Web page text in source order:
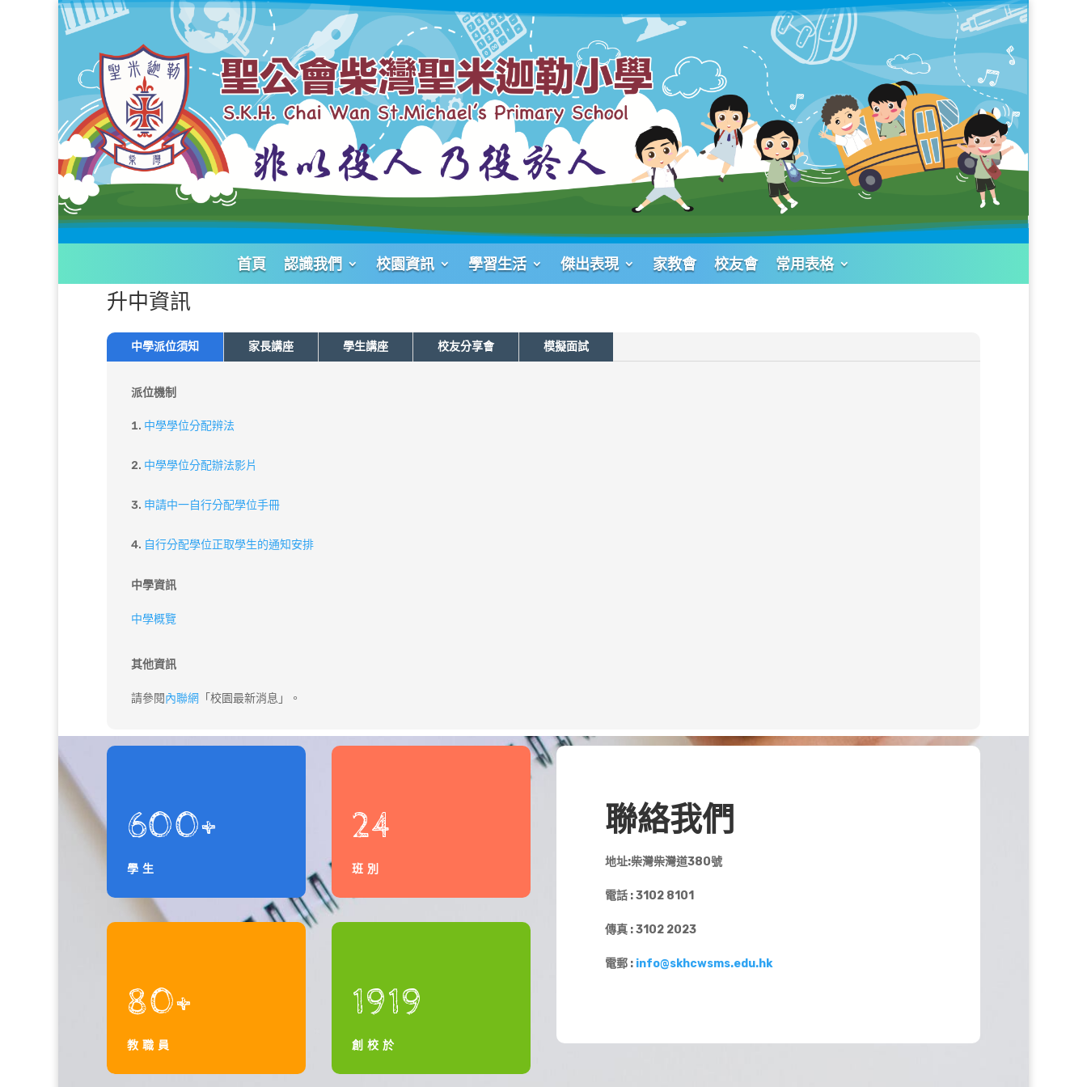
首頁 認識我們 校園資訊 學習生活 傑出表現 家教會 校友會 常用表格
升中資訊
中學派位須知 家長講座 學生講座 校友分享會 模擬面試
派位機制
中學學位分配辨法
中學學位分配辦法影片
申請中一自行分配學位手冊
自行分配學位正取學生的通知安排
中學資訊
中學概覽
其他資訊
請參閱內聯網 「校園最新消息」。
600+
學生
80+
教職員
24
班別
1919
創校於
聯絡我們
地址:柴灣柴灣道380號
電話 : 3102 8101
傳真 : 3102 2023
電郵 : info@skhcwsms.edu.hk